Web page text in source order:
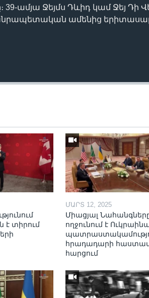
ամյա Ջեյմս Դևիդ կամ Ջեյ Դի
ամենից
է տիրում
ՄԱՐՏ 12, 2025
Միացյալ
ողջունում է
հրադադարի
հարցում